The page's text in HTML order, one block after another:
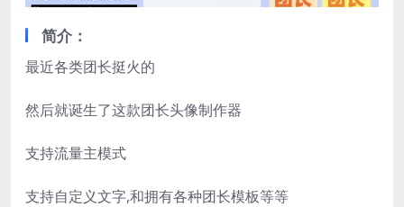
简介：
最近各类团长挺火的
然后就诞生了这款团长头像制作器
支持流量主模式
支持自定义文字,和拥有各种团长模板等等